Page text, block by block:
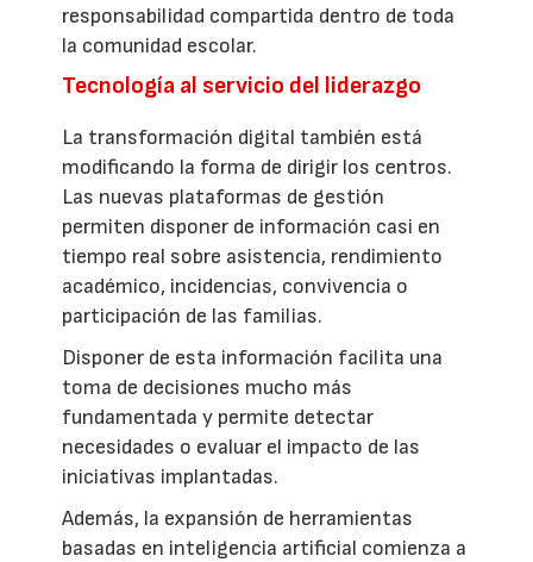
responsabilidad compartida dentro de toda
la comunidad escolar.
Tecnología al servicio del liderazgo
La transformación digital también está
modificando la forma de dirigir los centros.
Las nuevas plataformas de gestión
permiten disponer de información casi en
tiempo real sobre asistencia, rendimiento
académico, incidencias, convivencia o
participación de las familias.
Disponer de esta información facilita una
toma de decisiones mucho más
fundamentada y permite detectar
necesidades o evaluar el impacto de las
iniciativas implantadas.
Además, la expansión de herramientas
basadas en inteligencia artificial comienza a